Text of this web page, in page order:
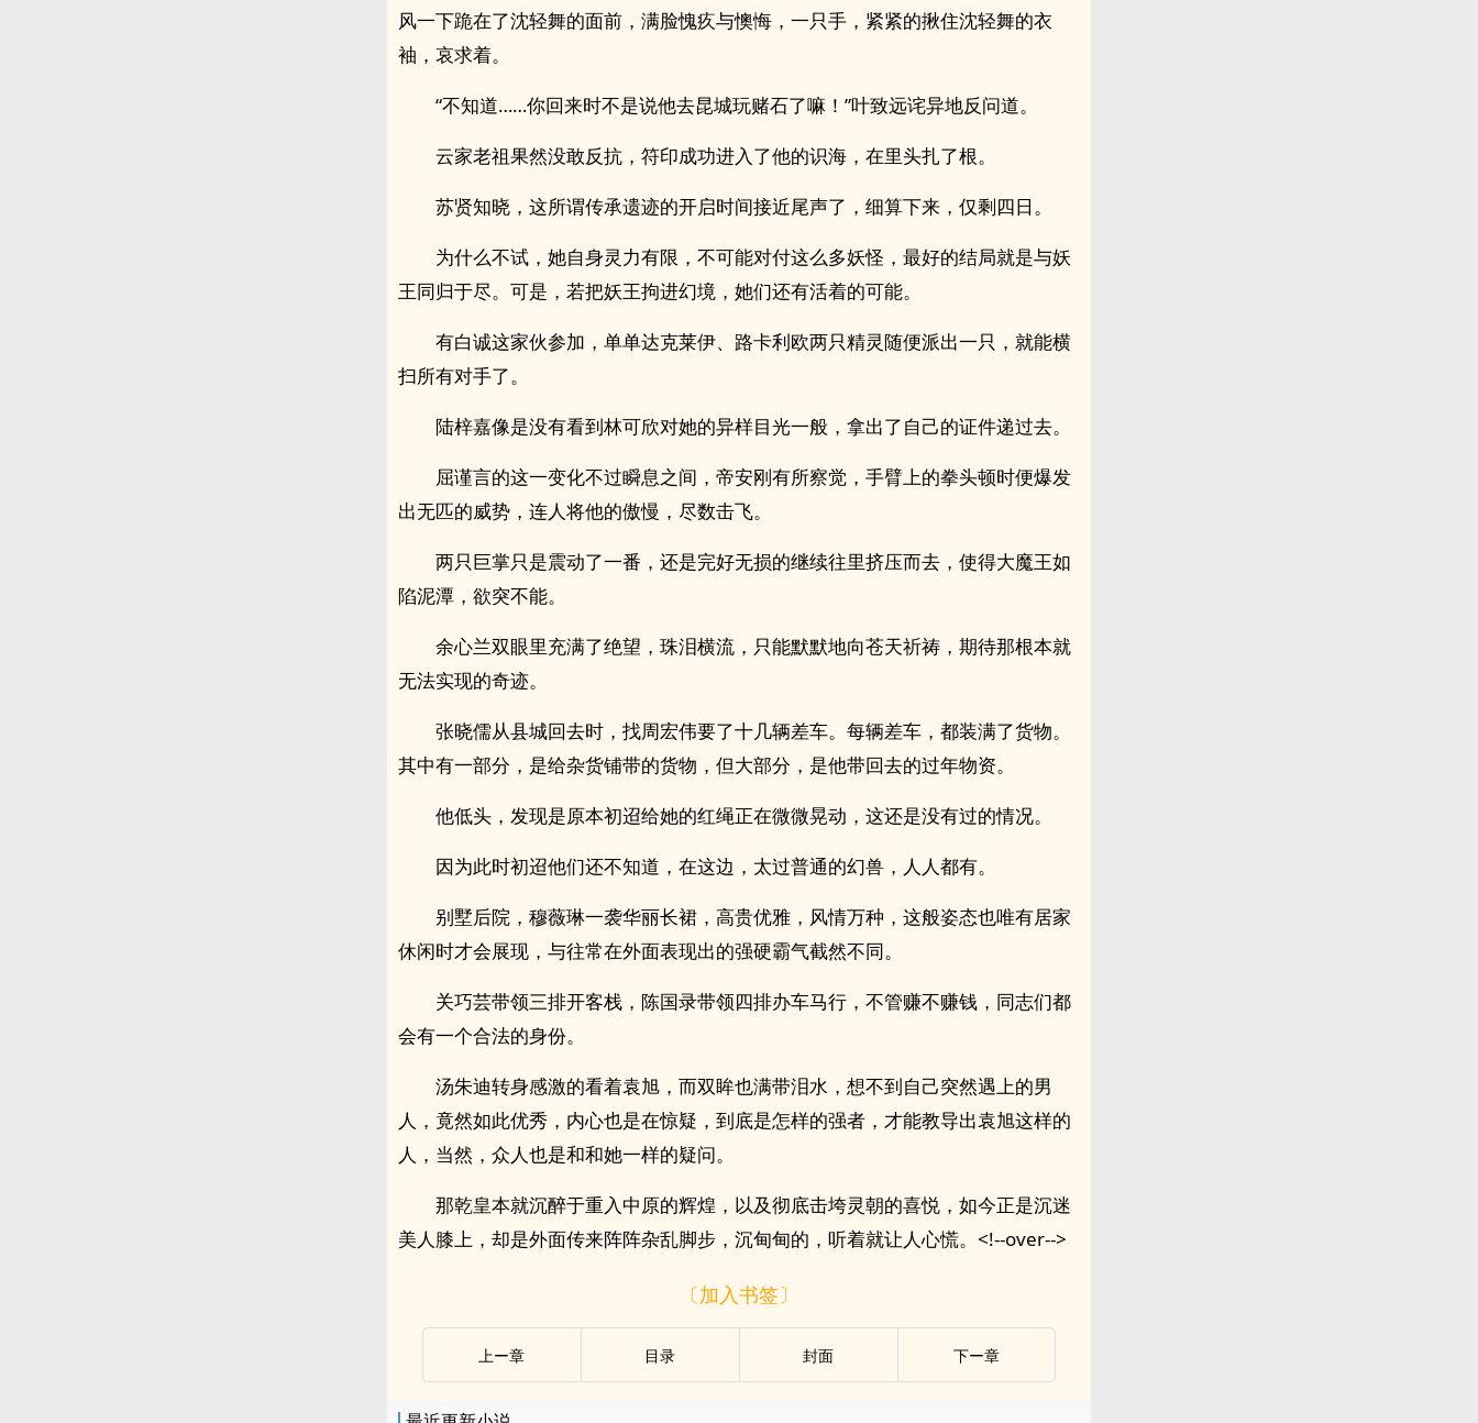
风一下跪在了沈轻舞的面前，满脸愧疚与懊悔，一只手，紧紧的揪住沈轻舞的衣
袖，哀求着。
“不知道……你回来时不是说他去昆城玩赌石了嘛！”叶致远诧异地反问道。
云家老祖果然没敢反抗，符印成功进入了他的识海，在里头扎了根。
苏贤知晓，这所谓传承遗迹的开启时间接近尾声了，细算下来，仅剩四日。
为什么不试，她自身灵力有限，不可能对付这么多妖怪，最好的结局就是与妖
王同归于尽。可是，若把妖王拘进幻境，她们还有活着的可能。
有白诚这家伙参加，单单达克莱伊、路卡利欧两只精灵随便派出一只，就能横
扫所有对手了。
陆梓嘉像是没有看到林可欣对她的异样目光一般，拿出了自己的证件递过去。
屈谨言的这一变化不过瞬息之间，帝安刚有所察觉，手臂上的拳头顿时便爆发
出无匹的威势，连人将他的傲慢，尽数击飞。
两只巨掌只是震动了一番，还是完好无损的继续往里挤压而去，使得大魔王如
陷泥潭，欲突不能。
余心兰双眼里充满了绝望，珠泪横流，只能默默地向苍天祈祷，期待那根本就
无法实现的奇迹。
张晓儒从县城回去时，找周宏伟要了十几辆差车。每辆差车，都装满了货物。
其中有一部分，是给杂货铺带的货物，但大部分，是他带回去的过年物资。
他低头，发现是原本初迢给她的红绳正在微微晃动，这还是没有过的情况。
因为此时初迢他们还不知道，在这边，太过普通的幻兽，人人都有。
别墅后院，穆薇琳一袭华丽长裙，高贵优雅，风情万种，这般姿态也唯有居家
休闲时才会展现，与往常在外面表现出的强硬霸气截然不同。
关巧芸带领三排开客栈，陈国录带领四排办车马行，不管赚不赚钱，同志们都
会有一个合法的身份。
汤朱迪转身感激的看着袁旭，而双眸也满带泪水，想不到自己突然遇上的男
人，竟然如此优秀，内心也是在惊疑，到底是怎样的强者，才能教导出袁旭这样的
人，当然，众人也是和和她一样的疑问。
那乾皇本就沉醉于重入中原的辉煌，以及彻底击垮灵朝的喜悦，如今正是沉迷
美人膝上，却是外面传来阵阵杂乱脚步，沉甸甸的，听着就让人心慌。<!--over-->
〔加入书签〕
上ー章 目录 封面 下ー章